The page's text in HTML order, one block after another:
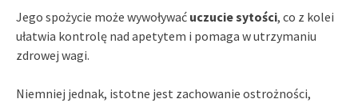
Jego spożycie może wywoływać uczucie sytości, co z kolei
ułatwia kontrolę nad apetytem i pomaga w utrzymaniu
zdrowej wagi.
Niemniej jednak, istotne jest zachowanie ostrożności,